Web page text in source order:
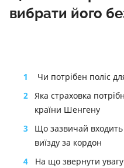
вибрати його
1
Чи потрібен поліс
2 Яка страховка
країни Шенгену
3
Що зазвичай входить
виїзду за кордон
4
На що звернути